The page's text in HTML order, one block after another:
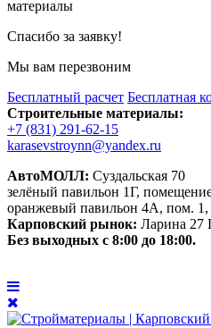
материалы
Спасибо за заявку!
Мы вам перезвоним
Бесплатный расчет Бесплатная
Строительные материалы:
+7 (831) 291-62-15
karasevstroynn@yandex.ru
АвтоМОЛЛ: Суздальская 70
зелёный павильон 1Г,
оранжевый павильон 4А, пом. 1,
Карповский рынок: Ларина 27
Без выходных с 8:00 до 18:00.